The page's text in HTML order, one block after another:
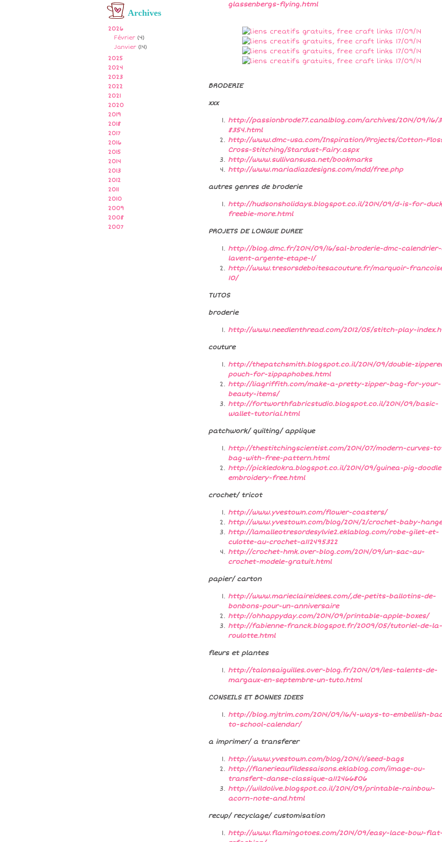
Archives
2026
Février (4)
Janvier (14)
2025
2024
2023
2022
2021
2020
2019
2018
2017
2016
2015
2014
2013
2012
2011
2010
2009
2008
2007
glassenbergs-flying.html
BRODERIE
xxx
http://passionbrode77.canalblog.com/archives/2014/09/16/
8354.html
http://www.dmc-usa.com/Inspiration/Projects/Cotton-
Cross-Stitching/Stardust-Fairy.aspx
http://www.sullivansusa.net/bookmarks
http://www.mariadiazdesigns.com/mdd/free.php
autres genres de broderie
http://hudsonsholidays.blogspot.co.il/2014/09/d-is-for-
freebie-more.html
PROJETS DE LONGUE DUREE
http://blog.dmc.fr/2014/09/16/sal-broderie-dmc-
lavent-argente-etape-1/
http://www.tresorsdeboitesacouture.fr/marquoir-
10/
TUTOS
broderie
http://www.needlenthread.com/2012/05/stitch-play-
couture
http://thepatchsmith.blogspot.co.il/2014/09/double-
pouch-for-zippaphobes.html
http://liagriffith.com/make-a-pretty-zipper-bag-for-your-
beauty-items/
http://fortworthfabricstudio.blogspot.co.il/2014/09/basic-
wallet-tutorial.html
patchwork/ quilting/ applique
http://thestitchingscientist.com/2014/07/modern-curves-
bag-with-free-pattern.html
http://pickledokra.blogspot.co.il/2014/09/guinea-pig-
embroidery-free.html
crochet/ tricot
http://www.yvestown.com/flower-coasters/
http://www.yvestown.com/blog/2014/2/crochet-baby-
http://lamalleotresordesylvie2.eklablog.com/robe-gilet-et-
culotte-au-crochet-a112495322
http://crochet-hmk.over-blog.com/2014/09/un-sac-au-
crochet-modele-gratuit.html
papier/ carton
http://www.marieclaireidees.com/,de-petits-ballotins-de-
bonbons-pour-un-anniversaire
http://ohhappyday.com/2014/09/printable-apple-boxes/
http://fabienne-franck.blogspot.fr/2009/05/tutoriel-de-la-
roulotte.html
fleurs et plantes
http://talonsaiguilles.over-blog.fr/2014/09/les-talents-de-
margaux-en-septembre-un-tuto.html
CONSEILS ET BONNES IDEES
http://blog.mjtrim.com/2014/09/16/4-ways-to-embellish-
to-school-calendar/
a imprimer/ a transferer
http://www.yvestown.com/blog/2014/1/seed-bags
http://flanerieaufildessaisons.eklablog.com/image-ou-
transfert-danse-classique-a112466806
http://wildolive.blogspot.co.il/2014/09/printable-rainbow-
acorn-note-and.html
recup/ recyclage/ customisation
http://www.flamingotoes.com/2014/09/easy-lace-bow-